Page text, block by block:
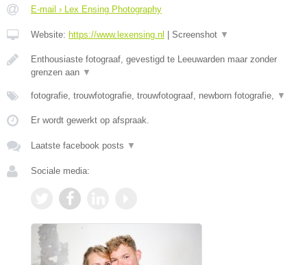
E-mail › Lex Ensing Photography
Website: https://www.lexensing.nl | Screenshot ▼
Enthousiaste fotograaf, gevestigd te Leeuwarden maar zonder
grenzen aan ▼
fotografie, trouwfotografie, trouwfotograaf, newborn fotografie, ▼
Er wordt gewerkt op afspraak.
Laatste facebook posts ▼
Sociale media: